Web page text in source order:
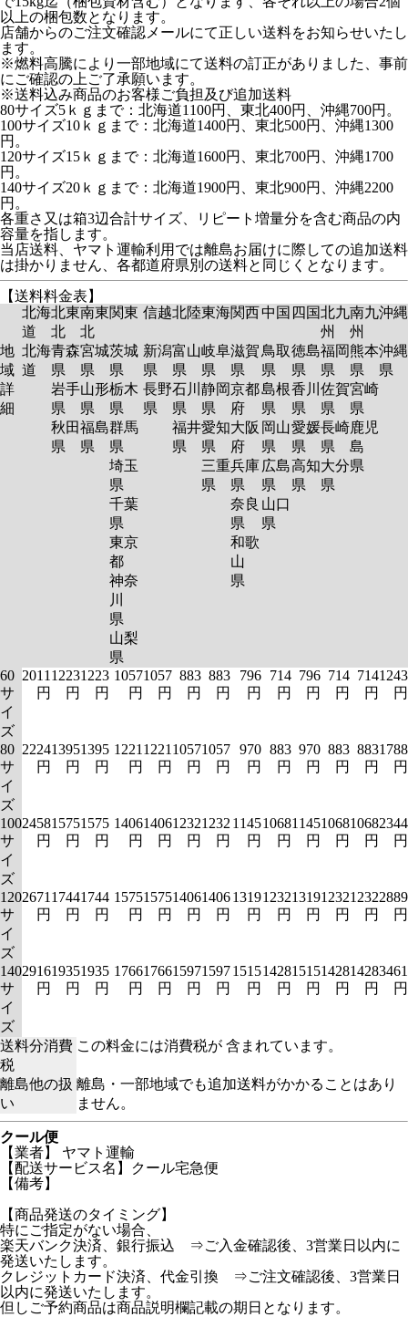
以上の梱包数となります。
店舗からのご注文確認メールにて正しい送料をお知らせいたし
ます。
※燃料高騰により一部地域にて送料の訂正がありました、事前
にご確認の上ご了承願います。
※送料込み商品のお客様ご負担及び追加送料
80サイズ5ｋｇまで：北海道1100円、東北400円、沖縄700円。
100サイズ10ｋｇまで：北海道1400円、東北500円、沖縄1300
円。
120サイズ15ｋｇまで：北海道1600円、東北700円、沖縄1700
円。
140サイズ20ｋｇまで：北海道1900円、東北900円、沖縄2200
円。
各重さ又は箱3辺合計サイズ、リピート増量分を含む商品の内
容量を指します。
当店送料、ヤマト運輸利用では離島お届けに際しての追加送料
は掛かりません、各都道府県別の送料と同じくとなります。
【送料料金表】
北海
道
北東
北
南東
北
関東 信越北陸東海関西中国 四国北九
州
南九
州
沖縄
地
域
詳
細
北海
道
青森
県
岩手
県
秋田
県
宮城
県
山形
県
福島
県
茨城
県
栃木
県
群馬
県
埼玉
県
千葉
県
東京
都
神奈
川
県
山梨
県
新潟
県
長野
県
富山
県
石川
県
福井
県
岐阜
県
静岡
県
愛知
県
三重
県
滋賀
県
京都
府
大阪
府
兵庫
県
奈良
県
和歌
山
県
鳥取
県
島根
県
岡山
県
広島
県
山口
県
徳島
県
香川
県
愛媛
県
高知
県
福岡
県
佐賀
県
長崎
県
大分
県
熊本
県
宮崎
県
鹿児
島
県
沖縄
県
60
サ
イ
ズ
2011
円
1223
円
1223
円
1057
円
1057
円
883
円
883
円
796
円
714
円
796
円
714
円
714
円
1243
円
80
サ
イ
ズ
2224
円
1395
円
1395
円
1221
円
1221
円
1057
円
1057
円
970
円
883
円
970
円
883
円
883
円
1788
円
100
サ
イ
ズ
2458
円
1575
円
1575
円
1406
円
1406
円
1232
円
1232
円
1145
円
1068
円
1145
円
1068
円
1068
円
2344
円
120
サ
イ
ズ
2671
円
1744
円
1744
円
1575
円
1575
円
1406
円
1406
円
1319
円
1232
円
1319
円
1232
円
1232
円
2889
円
140
サ
イ
ズ
2916
円
1935
円
1935
円
1766
円
1766
円
1597
円
1597
円
1515
円
1428
円
1515
円
1428
円
1428
円
3461
円
送料分消費
税
この料金には消費税が 含まれています。
離島他の扱
い
離島・一部地域でも追加送料がかかることはあり
ません。
クール便
【業者】 ヤマト運輸
【配送サービス名】クール宅急便
【備考】
【商品発送のタイミング】
特にご指定がない場合、
楽天バンク決済、銀行振込 ⇒ご入金確認後、3営業日以内に
発送いたします。
クレジットカード決済、代金引換 ⇒ご注文確認後、3営業日
以内に発送いたします。
但しご予約商品は商品説明欄記載の期日となります。